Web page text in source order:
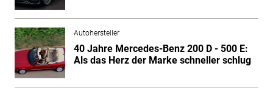
Autohersteller
40 Jahre Mercedes-Benz 200 D - 500 E:
Als das Herz der Marke schneller schlug